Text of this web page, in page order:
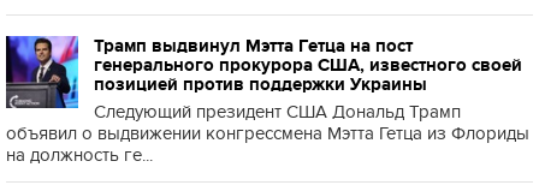
Трамп выдвинул Мэтта Гетца на пост
генерального прокурора США, известного своей
позицией против поддержки Украины
Следующий президент США Дональд Трамп
объявил о выдвижении конгрессмена Мэтта Гетца из Флориды
на должность ге...